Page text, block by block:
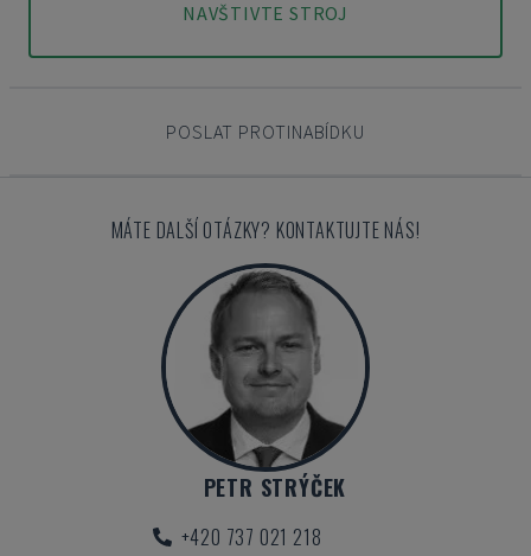
NAVŠTIVTE STROJ
POSLAT PROTINABÍDKU
MÁTE DALŠÍ OTÁZKY? KONTAKTUJTE NÁS!
PETR STRÝČEK
+420 737 021 218